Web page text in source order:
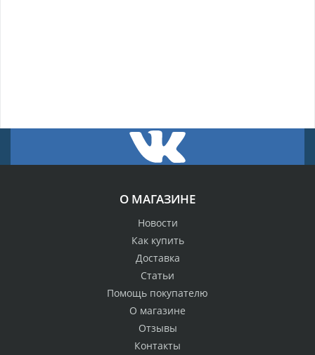
О МАГАЗИНЕ
Новости
Как купить
Доставка
Статьи
Помощь покупателю
О магазине
Отзывы
Контакты